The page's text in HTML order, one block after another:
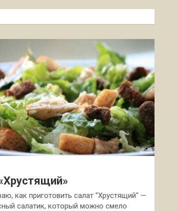
как приготовить салат "Хрустящий" —
салатик, который можно смело